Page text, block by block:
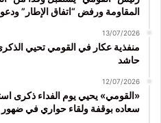
المقاومة ورفض “اتفاق الإطار”
13/07/2026
حاشد
12/07/2026
«القومي» يحيي يوم الفداء ذكرى
سعاده بوقفة ولقاء حواري في ضهور